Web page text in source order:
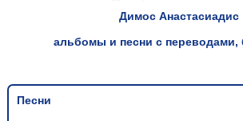
Димос Анастасиадис
альбомы и песни с переводами,
Песни